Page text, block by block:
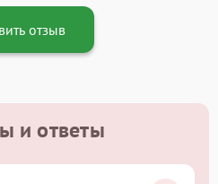
отзыв
и ответы